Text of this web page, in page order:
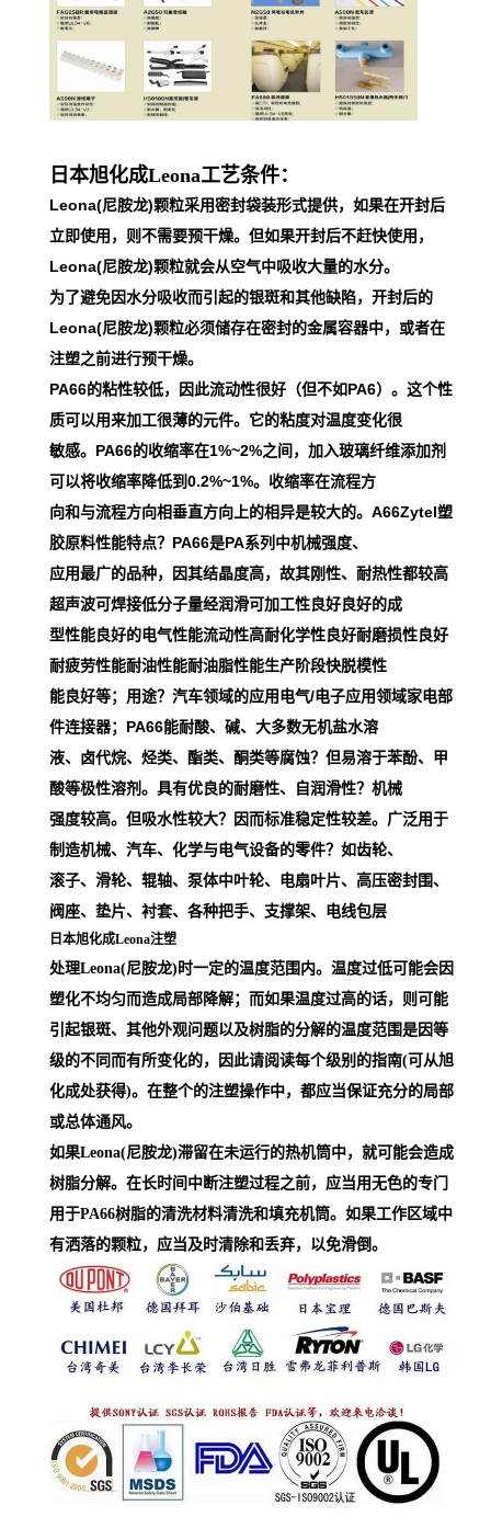
日本旭化成Leona工艺条件：
Leona(尼胺龙)颗粒采用密封袋装形式提供，如果在开封后
立即使用，则不需要预干燥。但如果开封后不赶快使用，
Leona(尼胺龙)颗粒就会从空气中吸收大量的水分。
为了避免因水分吸收而引起的银斑和其他缺陷，开封后的
Leona(尼胺龙)颗粒必须储存在密封的金属容器中，或者在
注塑之前进行预干燥。
PA66的粘性较低，因此流动性很好（但不如PA6）。这个性
质可以用来加工很薄的元件。它的粘度对温度变化很
敏感。PA66的收缩率在1%~2%之间，加入玻璃纤维添加剂
可以将收缩率降低到0.2%~1%。收缩率在流程方
向和与流程方向相垂直方向上的相异是较大的。A66Zytel塑
胶原料性能特点？PA66是PA系列中机械强度、
应用最广的品种，因其结晶度高，故其刚性、耐热性都较高
超声波可焊接低分子量经润滑可加工性良好良好的成
型性能良好的电气性能流动性高耐化学性良好耐磨损性良好
耐疲劳性能耐油性能耐油脂性能生产阶段快脱模性
能良好等；用途？汽车领域的应用电气/电子应用领域家电部
件连接器；PA66能耐酸、碱、大多数无机盐水溶
液、卤代烷、烃类、酯类、酮类等腐蚀？但易溶于苯酚、甲
酸等极性溶剂。具有优良的耐磨性、自润滑性？机械
强度较高。但吸水性较大？因而标准稳定性较差。广泛用于
制造机械、汽车、化学与电气设备的零件？如齿轮、
滚子、滑轮、辊轴、泵体中叶轮、电扇叶片、高压密封围、
阀座、垫片、衬套、各种把手、支撑架、电线包层
日本旭化成Leona注塑
处理Leona(尼胺龙)时一定的温度范围内。温度过低可能会因
塑化不均匀而造成局部降解；而如果温度过高的话，则可能
引起银斑、其他外观问题以及树脂的分解的温度范围是因等
级的不同而有所变化的，因此请阅读每个级别的指南(可从旭
化成处获得)。在整个的注塑操作中，都应当保证充分的局部
或总体通风。
如果Leona(尼胺龙)滞留在未运行的热机筒中，就可能会造成
树脂分解。在长时间中断注塑过程之前，应当用无色的专门
用于PA66树脂的清洗材料清洗和填充机筒。如果工作区域中
有洒落的颗粒，应当及时清除和丢弃，以免滑倒。